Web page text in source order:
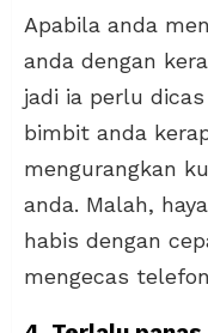
Apabila anda
anda dengan
jadi ia perlu
bimbit anda
mengurangkan
anda. Malah,
habis dengan
mengecas